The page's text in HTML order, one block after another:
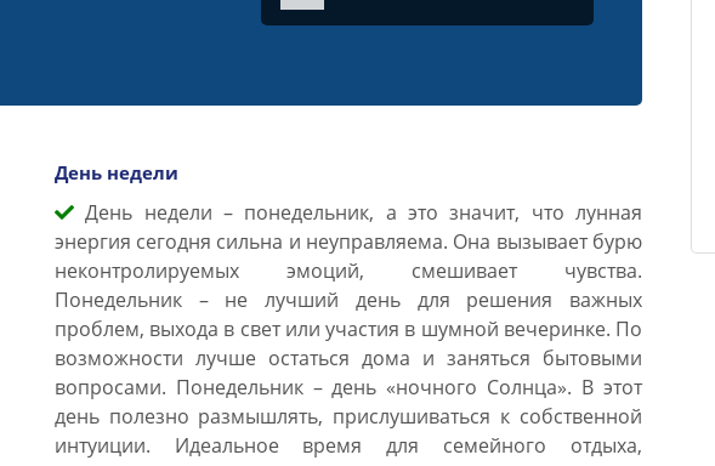
День недели
День недели – понедельник, а это значит, что лунная
энергия сегодня сильна и неуправляема. Она вызывает бурю
неконтролируемых эмоций, смешивает чувства.
Понедельник – не лучший день для решения важных
проблем, выхода в свет или участия в шумной вечеринке. По
возможности лучше остаться дома и заняться бытовыми
вопросами. Понедельник – день «ночного Солнца». В этот
день полезно размышлять, прислушиваться к собственной
интуиции. Идеальное время для семейного отдыха,